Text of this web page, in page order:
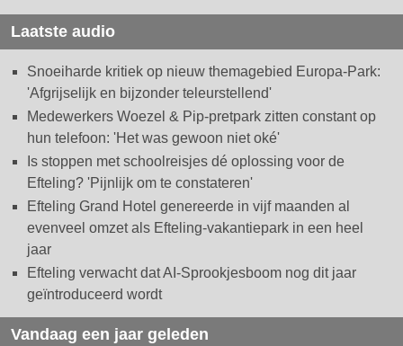
Laatste audio
Snoeiharde kritiek op nieuw themagebied Europa-Park:
'Afgrijselijk en bijzonder teleurstellend'
Medewerkers Woezel & Pip-pretpark zitten constant op
hun telefoon: 'Het was gewoon niet oké'
Is stoppen met schoolreisjes dé oplossing voor de
Efteling? 'Pijnlijk om te constateren'
Efteling Grand Hotel genereerde in vijf maanden al
evenveel omzet als Efteling-vakantiepark in een heel
jaar
Efteling verwacht dat AI-Sprookjesboom nog dit jaar
geïntroduceerd wordt
Vandaag een jaar geleden